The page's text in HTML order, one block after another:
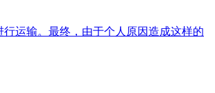
运输。最终，由于个人原因造成这样的